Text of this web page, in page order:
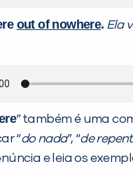
out of nowhere. Ela
” também é uma
“do nada”, “de
e leia os